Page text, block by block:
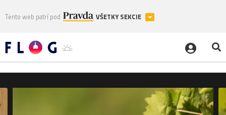
Tento web patrí pod VŠETKY SEKCIE